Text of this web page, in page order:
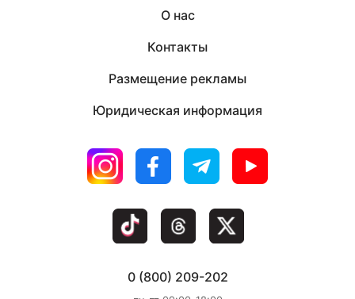
О нас
Контакты
Размещение рекламы
Юридическая информация
0 (800) 209-202